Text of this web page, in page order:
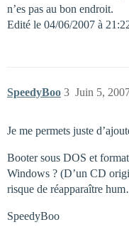
n’es pas au bon endroit.
Edité le 04/06/2007 à
SpeedyBoo Juin 5,
3
Je me permets juste
Booter sous DOS et
Windows ? (D’un CD
risque de réapparaître
SpeedyBoo